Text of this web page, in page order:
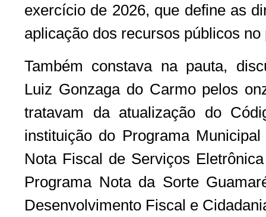
exercício de 2026, que define as
aplicação dos recursos públicos
Também constava na pauta,
Luiz Gonzaga do Carmo pelos
tratavam da atualização do
instituição do Programa
Nota Fiscal de Serviços
Programa Nota da Sorte
Desenvolvimento Fiscal e